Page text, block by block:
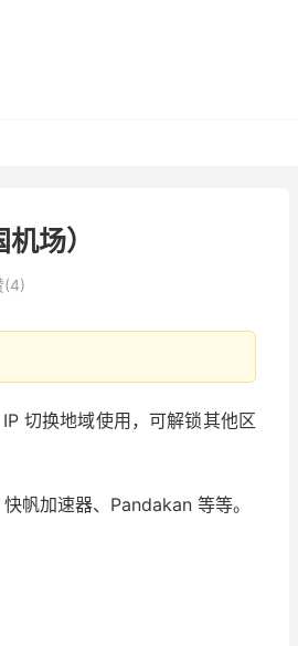
场）
(4)
切换地域使用，可解锁其他区
帆加速器、Pandakan 等等。